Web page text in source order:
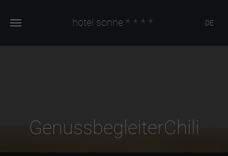
hotel sonne **** DE
GenussbegleiterChili